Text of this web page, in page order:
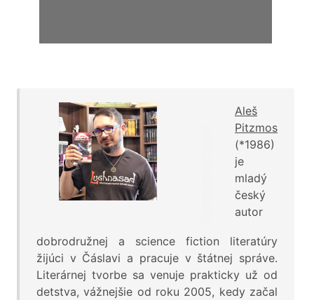
Aleš
Pitzmos
(*1986)
je
mladý
český
autor
dobrodružnej a science fiction literatúry
žijúci v Čáslavi a pracuje v štátnej správe.
Literárnej tvorbe sa venuje prakticky už od
detstva, vážnejšie od roku 2005, kedy začal